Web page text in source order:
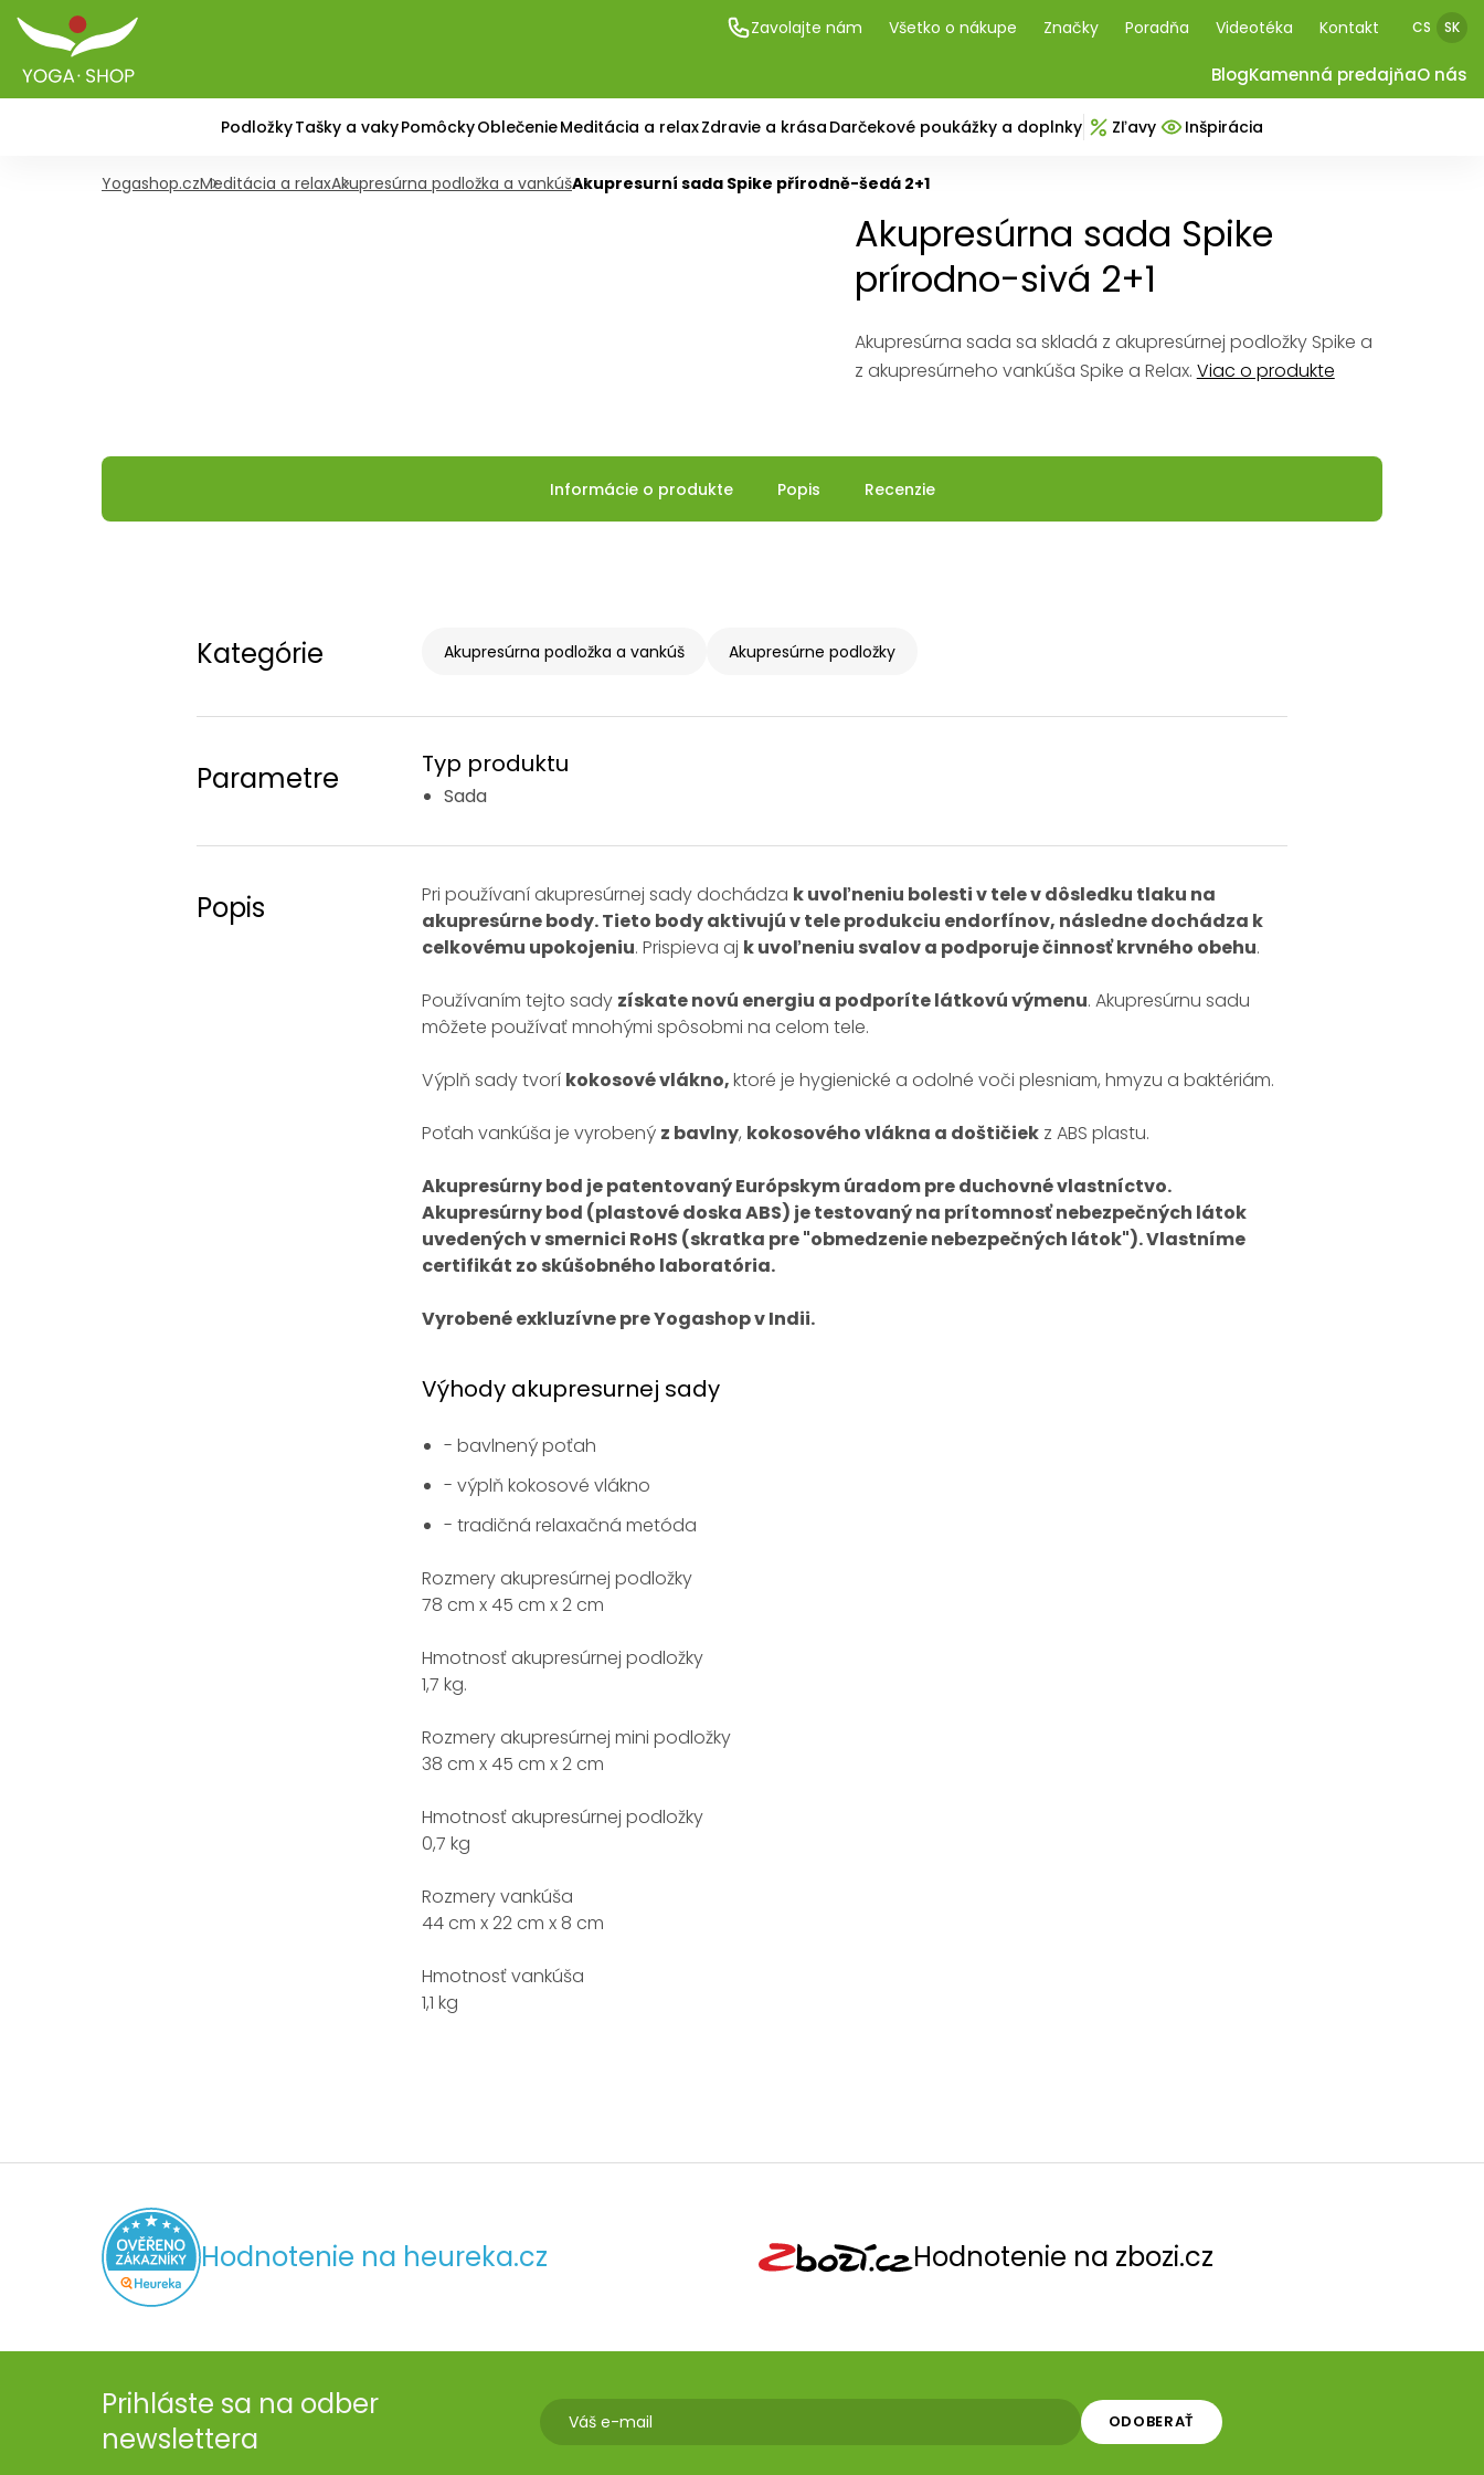
Zavolajte nám Všetko o nákupe Značky Poradňa Videotéka Kontakt CS SK
BlogKamenná predajňaO nás
PodložkyTašky a vakyPomôckyOblečenieMeditácia a relaxZdravie a krása Darčekové poukážky a doplnky Zľavy Inšpirácia
Yogashop.czMeditácia a relaxAkupresúrna podložka a vankúšAkupresurní sada Spike přírodně-šedá 2+1
Akupresúrna sada Spike
prírodno-sivá 2+1
Akupresúrna sada sa skladá z akupresúrnej podložky Spike a
z akupresúrneho vankúša Spike a Relax. Viac o produkte
Informácie o produkte Popis Recenzie
Kategórie Akupresúrna podložka a vankúš Akupresúrne podložky
Parametre Typ produktu
Sada
Popis Pri používaní akupresúrnej sady dochádza k uvoľneniu bolesti v tele v dôsledku tlaku na
akupresúrne body. Tieto body aktivujú v tele produkciu endorfínov, následne dochádza k
celkovému upokojeniu. Prispieva aj k uvoľneniu svalov a podporuje činnosť krvného obehu.
Používaním tejto sady získate novú energiu a podporíte látkovú výmenu. Akupresúrnu sadu
môžete používať mnohými spôsobmi na celom tele.
Výplň sady tvorí kokosové vlákno,ktoré je hygienické a odolné voči plesniam, hmyzu a baktériám.
Poťah vankúša je vyrobený z bavlny, kokosového vlákna a doštičiek z ABS plastu.
Akupresúrny bod je patentovaný Európskym úradom pre duchovné vlastníctvo.
Akupresúrny bod (plastové doska ABS) je testovaný na prítomnosť nebezpečných látok
uvedených v smernici RoHS (skratka pre "obmedzenie nebezpečných látok"). Vlastníme
certifikát zo skúšobného laboratória.
Vyrobené exkluzívne pre Yogashop v Indii.
Výhody akupresurnej sady
- bavlnený poťah
- výplň kokosové vlákno
- tradičná relaxačná metóda
Rozmery akupresúrnej podložky
78 cm x 45 cm x 2 cm
Hmotnosť akupresúrnej podložky
1,7 kg.
Rozmery akupresúrnej mini podložky
38 cm x 45 cm x 2 cm
Hmotnosť akupresúrnej podložky
0,7 kg
Rozmery vankúša
44 cm x 22 cm x 8 cm
Hmotnosť vankúša
1,1 kg
Hodnotenie na heureka.cz Hodnotenie na zbozi.cz
Prihláste sa na odber
newslettera
ODOBERAŤ